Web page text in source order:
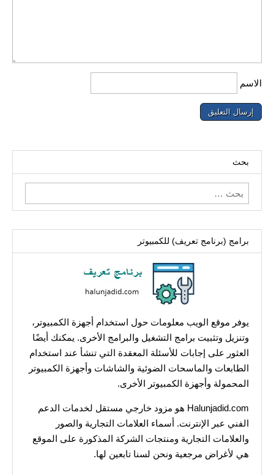
الاسم
بحث
البحث
عن:
برامج (برنامج تعريف) للكمبيوتر
يوفر موقع الويب معلومات حول استخدام أجهزة الكمبيوتر،
وتنزيل وتثبيت برامج التشغيل والبرامج الأخرى. يمكنك أيضًا
العثور على إجابات للأسئلة المعقدة التي تنشأ عند استخدام
الطابعات والماسحات الضوئية والشاشات وأجهزة الكمبيوتر
المحمولة وأجهزة الكمبيوتر الأخرى.
Halunjadid.com هو مزود خارجي مستقل لخدمات الدعم
الفني عبر الإنترنت. أسماء العلامات التجارية والصور
والعلامات التجارية ومنتجات الشركة المذكورة على الموقع
هي لأغراض مرجعية ونحن لسنا تابعين لها.